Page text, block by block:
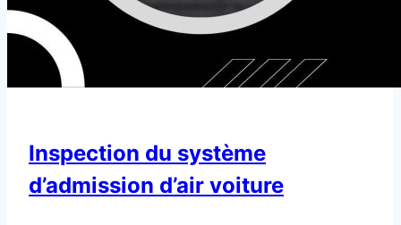
Inspection du système
d’admission d’air voiture